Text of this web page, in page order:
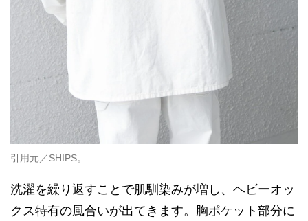
引用元／SHIPS。
洗濯を繰り返すことで肌馴染みが増し、ヘビーオッ
クス特有の風合いが出てきます。胸ポケット部分に